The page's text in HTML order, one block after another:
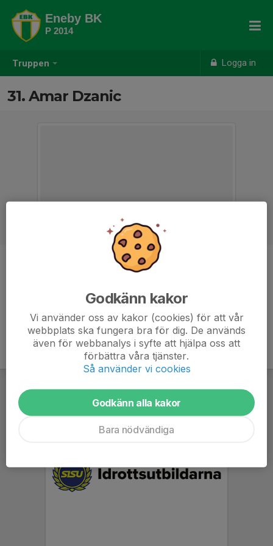
Truppen Logga in
Eneby BK
P 2014
31. Amar Dzanic
Godkänn kakor
Vi använder oss av kakor (cookies) för att vår
webbplats ska fungera bra för dig. De används
även för webbanalys i syfte att hjälpa oss att
förbättra våra tjänster.
Så använder vi cookies
Godkänn alla kakor
Bara nödvändiga